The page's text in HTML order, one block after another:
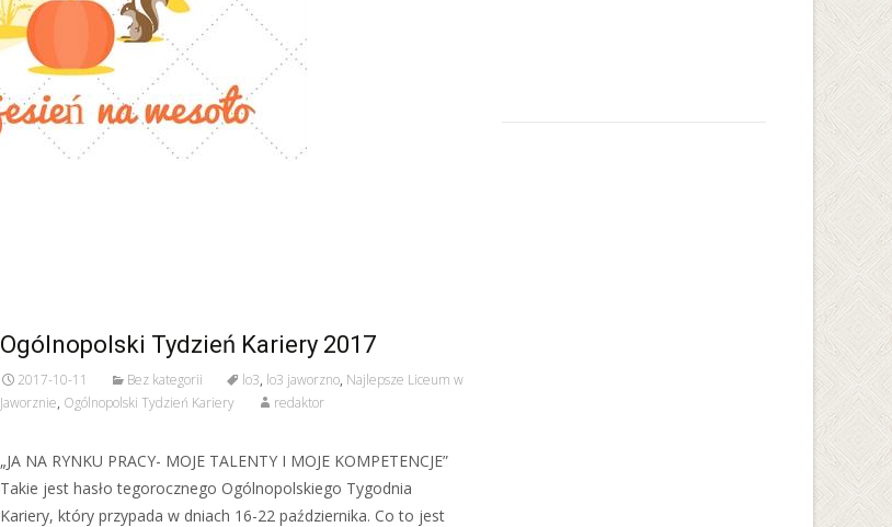
Ogólnopolski Tydzień Kariery 2017
2017-10-11 Bez kategorii lo3, lo3 jaworzno, Najlepsze Liceum w
Jaworznie, Ogólnopolski Tydzień Kariery redaktor
„JA NA RYNKU PRACY- MOJE TALENTY I MOJE KOMPETENCJE”
Takie jest hasło tegorocznego Ogólnopolskiego Tygodnia
Kariery, który przypada w dniach 16-22 października. Co to jest